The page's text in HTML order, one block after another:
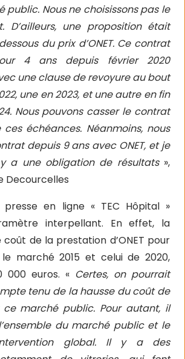
public. Nous ne choisissons pas le
D’ailleurs, une proposition était
du prix d’ONET. Ce contrat
4 ans depuis février 2020
une clause de revoyure au bout
une en 2023, et une autre en fin
Nous pouvons casser le contrat
échéances. Néanmoins, nous
depuis 9 ans avec ONET, et je
a une obligation de résultats»,
Decourcelles
presse en ligne « TEC Hôpital »
interpellant. En effet, la
de la prestation d’ONET pour
marché 2015 et celui de 2020,
000 euros. « Certes, on pourrait
tenu de la hausse du coût de
marché public. Pour autant, il
du marché public et le
global. Il y a des